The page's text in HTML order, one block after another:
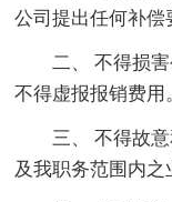
公司提出任何补偿
二、 不得损
不得虚报报销费用
三、 不得故
及我职务范围内之